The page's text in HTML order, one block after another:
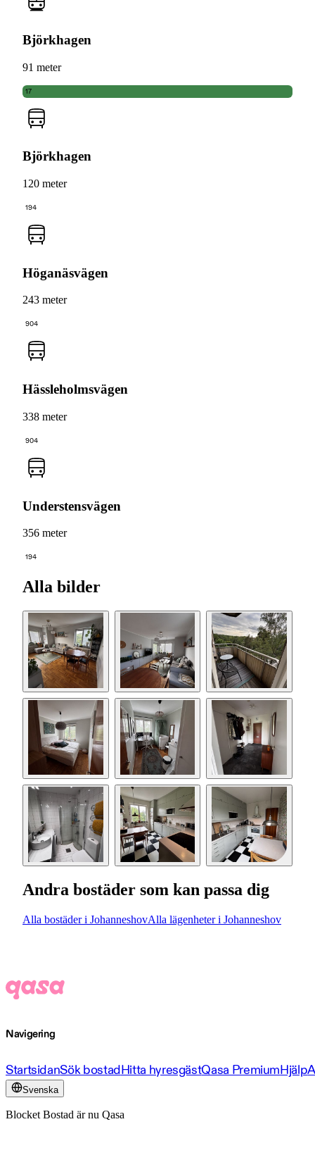
Björkhagen
91 meter
17
Björkhagen
120 meter
194
Höganäsvägen
243 meter
904
Hässleholmsvägen
338 meter
904
Understensvägen
356 meter
194
Alla bilder
Andra bostäder som kan passa dig
Alla bostäder i JohanneshovAlla lägenheter i Johanneshov
Navigering
StartsidanSök bostadHitta hyresgästQasa PremiumHjälp
Svenska
Blocket Bostad är nu Qasa